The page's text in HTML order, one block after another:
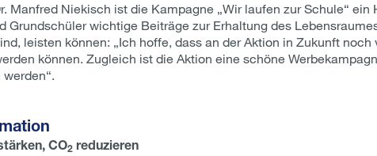
Manfred Niekisch ist die Kampagne „Wir laufen zur Schule“
Grundschüler wichtige Beiträge zur Erhaltung des
leisten können: „Ich hoffe, dass an der Aktion in Zukunft
können. Zugleich ist die Aktion eine schöne
CO2 reduzieren